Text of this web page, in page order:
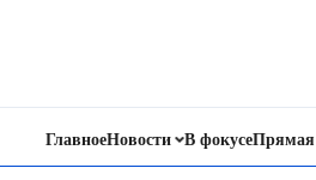
ГлавноеНовости В фокусеПрямая